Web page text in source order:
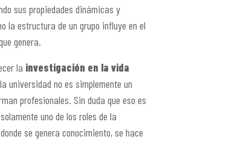
sus propiedades dinámicas y
la estructura de un grupo influye en el
genera.
la investigación en la vida
la universidad no es simplemente un
profesionales. Sin duda que eso es
uno de los roles de la
se genera conocimiento, se hace